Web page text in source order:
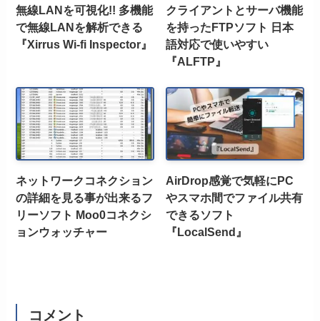
無線LANを可視化!! 多機能
で無線LANを解析できる
『Xirrus Wi-fi Inspector』
クライアントとサーバ機能
を持ったFTPソフト 日本
語対応で使いやすい
『ALFTP』
ネットワークコネクション
の詳細を見る事が出来るフ
リーソフト Moo0コネクシ
ョンウォッチャー
AirDrop感覚で気軽にPC
やスマホ間でファイル共有
できるソフト
『LocalSend』
コメント